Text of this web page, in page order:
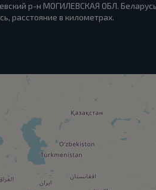
р-н МОГИЛЕВСКАЯ ОБЛ.
расстояние в километрах.